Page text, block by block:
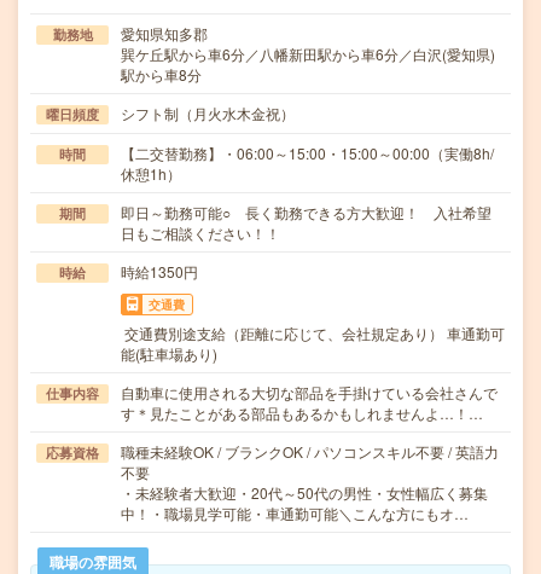
勤務地
愛知県知多郡
巽ケ丘駅から車6分／八幡新田駅から車6分／白沢(愛知県)
駅から車8分
曜日頻度 シフト制（月火水木金祝）
時間
【二交替勤務】・06:00～15:00・15:00～00:00（実働8h/
休憩1h）
期間
即日～勤務可能○ 長く勤務できる方大歓迎！ 入社希望
日もご相談ください！！
時給 時給1350円
交通費
交通費別途支給（距離に応じて、会社規定あり） 車通勤可
能(駐車場あり)
仕事内容
自動車に使用される大切な部品を手掛けている会社さんで
す＊見たことがある部品もあるかもしれませんよ…！…
応募資格
職種未経験OK / ブランクOK / パソコンスキル不要 / 英語力
不要
・未経験者大歓迎・20代～50代の男性・女性幅広く募集
中！・職場見学可能・車通勤可能＼こんな方にもオ…
職場の雰囲気